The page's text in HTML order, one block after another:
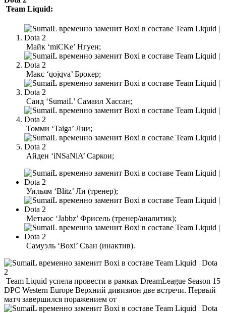
Team Liquid:
Майк ‘miCKe’ Нгуен;
Макс ‘qojqva’ Брокер;
Саид ‘SumaiL’ Самаил Хассан;
Томми ‘Taiga’ Лии;
Айден ‘iNSaNiA’ Саркои;
Уильям ‘Blitz’ Ли (тренер);
Метьюс ‘Jabbz’ Фрисель (тренер/аналитик);
Самуэль ‘Boxi’ Сван (инактив).
Team Liquid успела провести в рамках DreamLeague Season 15
DPC Western Europe Верхний дивизион две встречи. Первый
матч завершился поражением от